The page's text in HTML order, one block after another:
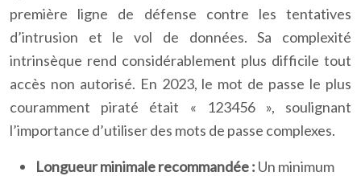
première ligne de défense contre les tentatives
d’intrusion et le vol de données. Sa complexité
intrinsèque rend considérablement plus difficile tout
accès non autorisé. En 2023, le mot de passe le plus
couramment piraté était « 123456 », soulignant
l’importance d’utiliser des mots de passe complexes.
Longueur minimale recommandée : Un minimum